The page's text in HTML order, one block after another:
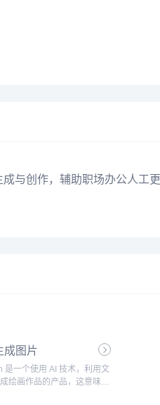
与创作，辅助职场办公人工
成图片
是一个使用 AI 技术，利用文
绘画作品的产品，这意味